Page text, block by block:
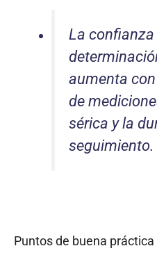
La confianza
aumenta
de
sérica y la
seguimiento.
Puntos de buena práctica